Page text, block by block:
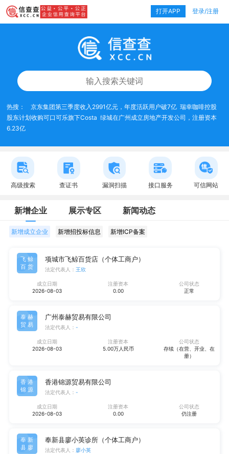
打开APP 登录/注册
热搜： 京东集团第三季度收入2991亿元，年度活跃用户破7亿 瑞幸咖啡控股
股东计划收购可口可乐旗下Costa 绿城在广州成立房地产开发公司，注册资本
6.23亿
高级搜索 查证书 漏洞扫描 接口服务 可信网站
新增企业 展示专区 新闻动态
新增成立企业 新增招投标信息 新增ICP备案
飞鲸
百货
项城市飞鲸百货店（个体工商户）
法定代表人： 王欣
成立日期
2026-08-03
注册资本
0.00
公司状态
正常
泰赫
贸易
广州泰赫贸易有限公司
法定代表人： -
成立日期
2026-08-03
注册资本
5.00万人民币
公司状态
存续（在营、开业、在
册）
香港
锦源
香港锦源贸易有限公司
法定代表人： -
成立日期
2026-08-03
注册资本
0.00
公司状态
仍注册
奉新
县廖
奉新县廖小英诊所（个体工商户）
法定代表人： 廖小英